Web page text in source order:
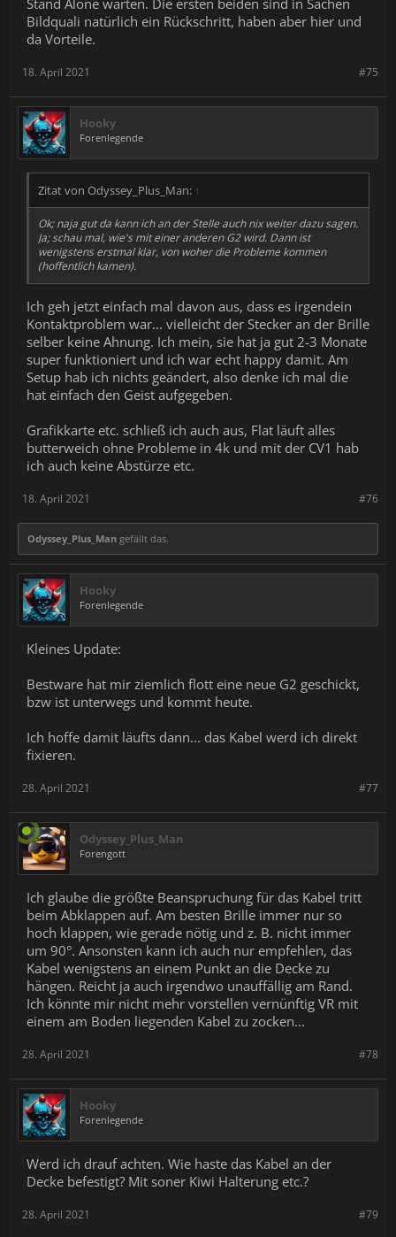
Stand Alone warten. Die ersten beiden sind in Sachen
Bildquali natürlich ein Rückschritt, haben aber hier und
da Vorteile.
#75
18. April 2021
Hooky
Forenlegende
Zitat von Odyssey_Plus_Man: ↑
Ok; naja gut da kann ich an der Stelle auch nix weiter dazu sagen.
Ja; schau mal, wie's mit einer anderen G2 wird. Dann ist
wenigstens erstmal klar, von woher die Probleme kommen
(hoffentlichkamen).
Ich geh jetzt einfach mal davon aus, dass es irgendein
Kontaktproblem war... vielleicht der Stecker an der Brille
selber keine Ahnung. Ich mein, sie hat ja gut 2-3 Monate
super funktioniert und ich war echt happy damit. Am
Setup hab ich nichts geändert, also denke ich mal die
hat einfach den Geist aufgegeben.
Grafikkarte etc. schließ ich auch aus, Flat läuft alles
butterweich ohne Probleme in 4k und mit der CV1 hab
ich auch keine Abstürze etc.
#76
18. April 2021
Odyssey_Plus_Man gefällt das.
Hooky
Forenlegende
Kleines Update:
Bestware hat mir ziemlich flott eine neue G2 geschickt,
bzw ist unterwegs und kommt heute.
Ich hoffe damit läufts dann... das Kabel werd ich direkt
fixieren.
#77
28. April 2021
Odyssey_Plus_Man
Forengott
Ich glaube die größte Beanspruchung für das Kabel tritt
beim Abklappen auf. Am besten Brille immer nur so
hoch klappen, wie gerade nötig und z. B. nicht immer
um 90°. Ansonsten kann ich auch nur empfehlen, das
Kabel wenigstens an einem Punkt an die Decke zu
hängen. Reicht ja auch irgendwo unauffällig am Rand.
Ich könnte mir nicht mehr vorstellen vernünftig VR mit
einem am Boden liegenden Kabel zu zocken...
#78
28. April 2021
Hooky
Forenlegende
Werd ich drauf achten. Wie haste das Kabel an der
Decke befestigt? Mit soner Kiwi Halterung etc.?
#79
28. April 2021